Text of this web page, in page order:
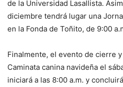
de la Universidad Lasallista.
diciembre tendrá lugar una
en la Fonda de Toñito, de 9:00
Finalmente, el evento de cierre
Caminata canina navideña el
iniciará a las 8:00 a.m. y